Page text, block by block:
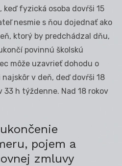
fyzická osoba dovŕši 15
nesmie s ňou dojednať ako
ktorý by predchádzal dňu,
povinnú školskú
môže uzavrieť dohodu o
v deň, deď dovŕši 18
33 h týždenne. Nad 18 rokov
pojem a
zmluvy